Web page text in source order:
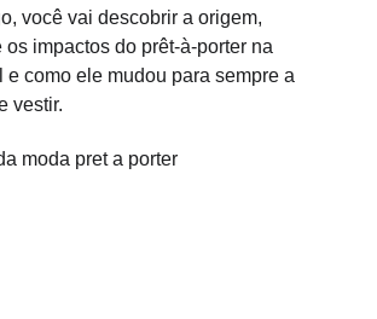
você vai descobrir a origem,
os impactos do prêt-à-porter na
e como ele mudou para sempre a
vestir.